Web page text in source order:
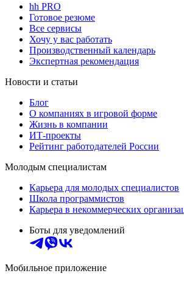
hh PRO
Готовое резюме
Все сервисы
Хочу у вас работать
Производственный календарь
Экспертная рекомендация
Новости и статьи
Блог
О компаниях в игровой форме
Жизнь в компании
ИТ-проекты
Рейтинг работодателей России
Молодым специалистам
Карьера для молодых специалистов
Школа программистов
Карьера в некоммерческих
Боты для уведомлений
Мобильное приложение